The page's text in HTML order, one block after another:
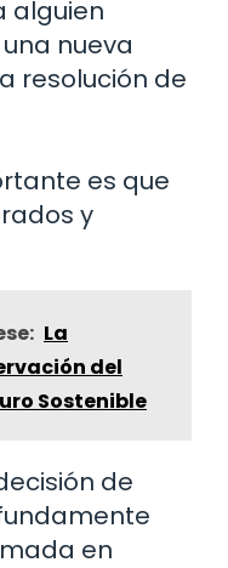
alguien
nueva
resolución de
es que
y
La
del
Sostenible
de
en